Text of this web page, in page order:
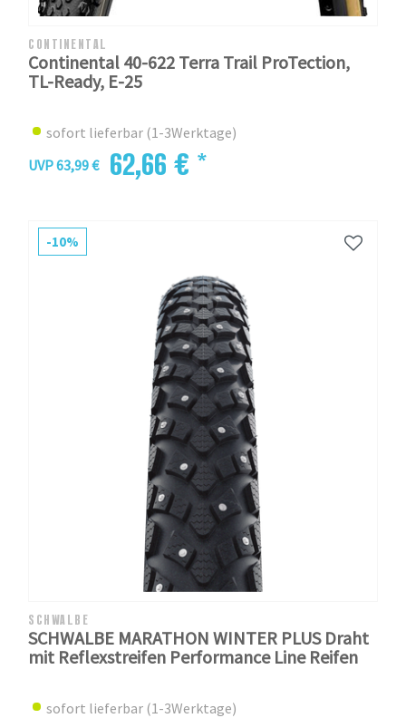
CONTINENTAL
Continental 40-622 Terra Trail ProTection,
TL-Ready, E-25
sofort lieferbar (1-3Werktage)
UVP 63,99 €
62,66 € *
-10%
SCHWALBE
SCHWALBE MARATHON WINTER PLUS Draht
mit Reflexstreifen Performance Line Reifen
sofort lieferbar (1-3Werktage)